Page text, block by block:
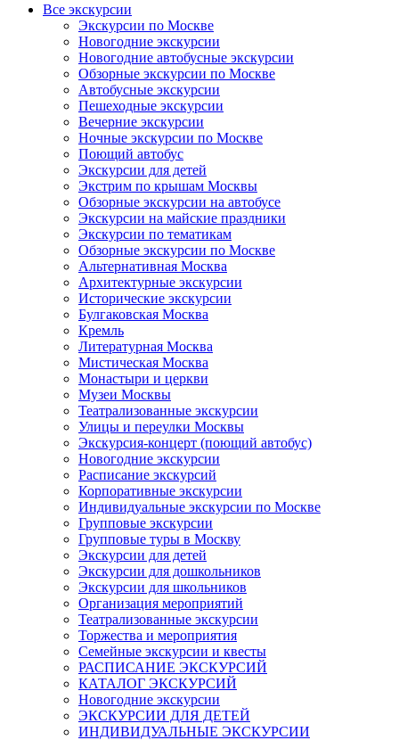
Все экскурсии
Экскурсии по Москве
Новогодние экскурсии
Новогодние автобусные экскурсии
Обзорные экскурсии по Москве
Автобусные экскурсии
Пешеходные экскурсии
Вечерние экскурсии
Ночные экскурсии по Москве
Поющий автобус
Экскурсии для детей
Экстрим по крышам Москвы
Обзорные экскурсии на автобусе
Экскурсии на майские праздники
Экскурсии по тематикам
Обзорные экскурсии по Москве
Альтернативная Москва
Архитектурные экскурсии
Исторические экскурсии
Булгаковская Москва
Кремль
Литературная Москва
Мистическая Москва
Монастыри и церкви
Музеи Москвы
Театрализованные экскурсии
Улицы и переулки Москвы
Экскурсия-концерт (поющий автобус)
Новогодние экскурсии
Расписание экскурсий
Корпоративные экскурсии
Индивидуальные экскурсии по Москве
Групповые экскурсии
Групповые туры в Москву
Экскурсии для детей
Экскурсии для дошкольников
Экскурсии для школьников
Организация мероприятий
Театрализованные экскурсии
Торжества и мероприятия
Семейные экскурсии и квесты
РАСПИСАНИЕ ЭКСКУРСИЙ
КАТАЛОГ ЭКСКУРСИЙ
Новогодние экскурсии
ЭКСКУРСИИ ДЛЯ ДЕТЕЙ
ИНДИВИДУАЛЬНЫЕ ЭКСКУРСИИ